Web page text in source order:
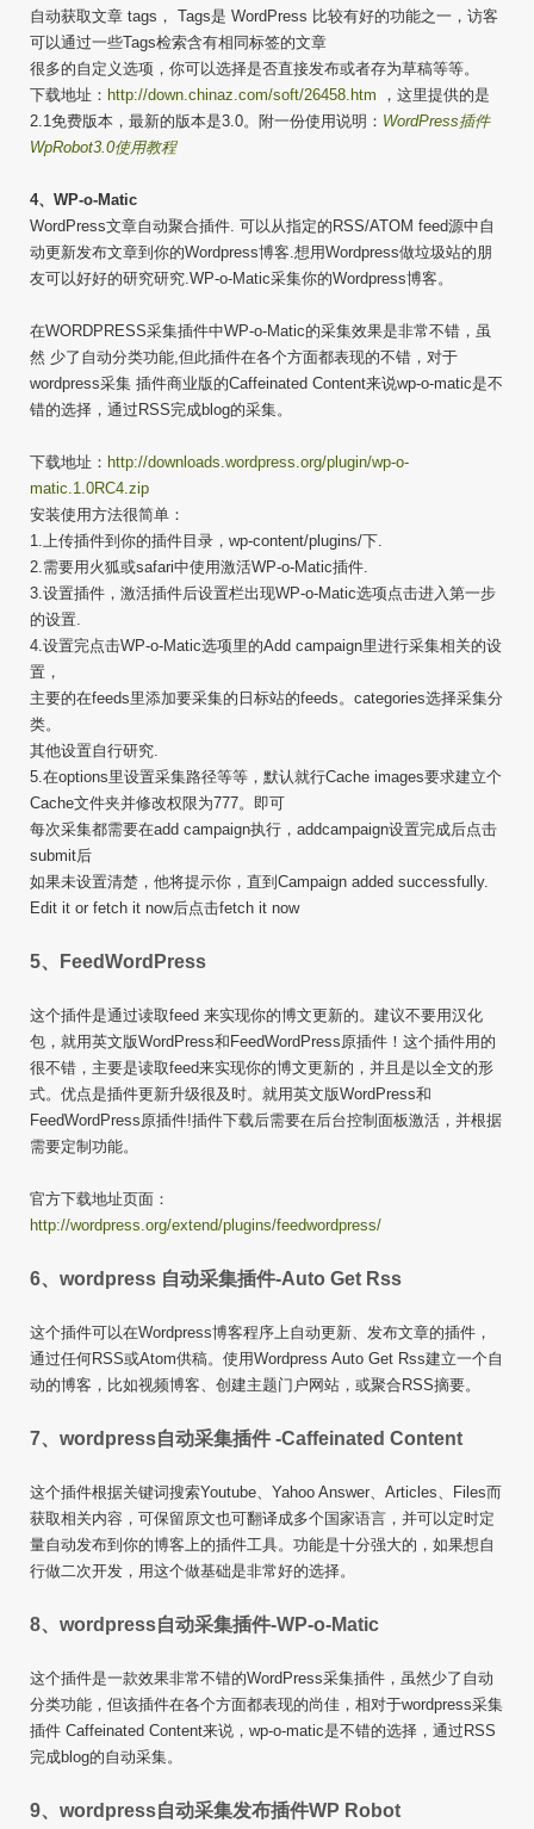
自动获取文章 tags， Tags是 WordPress 比较有好的功能之一，访客
可以通过一些Tags检索含有相同标签的文章
很多的自定义选项，你可以选择是否直接发布或者存为草稿等等。
下载地址： http://down.chinaz.com/soft/26458.htm ，这里提供的是
2.1免费版本，最新的版本是3.0。附一份使用说明： WordPress插件
WpRobot3.0使用教程
4、WP-o-Matic
WordPress文章自动聚合插件. 可以从指定的RSS/ATOM feed源中自
动更新发布文章到你的Wordpress博客.想用Wordpress做垃圾站的朋
友可以好好的研究研究.WP-o-Matic采集你的Wordpress博客。
在WORDPRESS采集插件中WP-o-Matic的采集效果是非常不错，虽
然 少了自动分类功能,但此插件在各个方面都表现的不错，对于
wordpress采集 插件商业版的Caffeinated Content来说wp-o-matic是不
错的选择，通过RSS完成blog的采集。
下载地址： http://downloads.wordpress.org/plugin/wp-o-
matic.1.0RC4.zip
安装使用方法很简单：
1.上传插件到你的插件目录，wp-content/plugins/下.
2.需要用火狐或safari中使用激活WP-o-Matic插件.
3.设置插件，激活插件后设置栏出现WP-o-Matic选项点击进入第一步
的设置.
4.设置完点击WP-o-Matic选项里的Add campaign里进行采集相关的设
置，
主要的在feeds里添加要采集的日标站的feeds。categories选择采集分
类。
其他设置自行研究.
5.在options里设置采集路径等等，默认就行Cache images要求建立个
Cache文件夹并修改权限为777。即可
每次采集都需要在add campaign执行，addcampaign设置完成后点击
submit后
如果未设置清楚，他将提示你，直到Campaign added successfully.
Edit it or fetch it now后点击fetch it now
5、FeedWordPress
这个插件是通过读取feed 来实现你的博文更新的。建议不要用汉化
包，就用英文版WordPress和FeedWordPress原插件！这个插件用的
很不错，主要是读取feed来实现你的博文更新的，并且是以全文的形
式。优点是插件更新升级很及时。就用英文版WordPress和
FeedWordPress原插件!插件下载后需要在后台控制面板激活，并根据
需要定制功能。
官方下载地址页面：
http://wordpress.org/extend/plugins/feedwordpress/
6、wordpress 自动采集插件-Auto Get Rss
这个插件可以在Wordpress博客程序上自动更新、发布文章的插件，
通过任何RSS或Atom供稿。使用Wordpress Auto Get Rss建立一个自
动的博客，比如视频博客、创建主题门户网站，或聚合RSS摘要。
7、wordpress自动采集插件 -Caffeinated Content
这个插件根据关键词搜索Youtube、Yahoo Answer、Articles、Files而
获取相关内容，可保留原文也可翻译成多个国家语言，并可以定时定
量自动发布到你的博客上的插件工具。功能是十分强大的，如果想自
行做二次开发，用这个做基础是非常好的选择。
8、wordpress自动采集插件-WP-o-Matic
这个插件是一款效果非常不错的WordPress采集插件，虽然少了自动
分类功能，但该插件在各个方面都表现的尚佳，相对于wordpress采集
插件 Caffeinated Content来说，wp-o-matic是不错的选择，通过RSS
完成blog的自动采集。
9、wordpress自动采集发布插件WP Robot